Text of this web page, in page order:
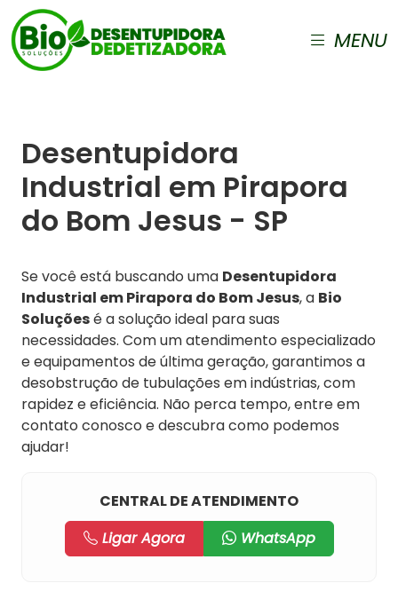
MENU
Desentupidora
Industrial em Pirapora
do Bom Jesus - SP
Se você está buscando uma Desentupidora
Industrial em Pirapora do Bom Jesus, a Bio
Soluçõesé a solução ideal para suas
necessidades. Com um atendimento especializado
e equipamentos de última geração, garantimos a
desobstrução de tubulações em indústrias, com
rapidez e eficiência. Não perca tempo, entre em
contato conosco e descubra como podemos
ajudar!
CENTRAL DE ATENDIMENTO
Ligar Agora
WhatsApp